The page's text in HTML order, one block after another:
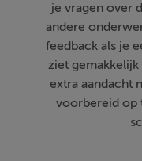
je vragen over
andere
feedback als je
ziet
extra aandacht
voorbereid op